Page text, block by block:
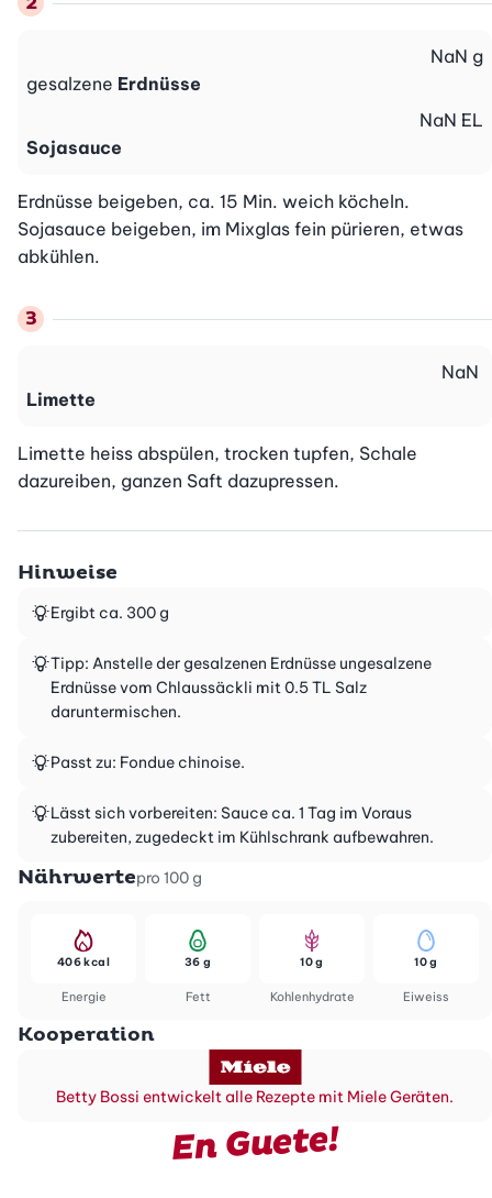
gesalzene Erdnüsse
NaN g
Sojasauce
NaN EL
Erdnüsse beigeben, ca. 15 Min. weich köcheln.
Sojasauce beigeben, im Mixglas fein pürieren, etwas
abkühlen.
Limette
NaN
Limette heiss abspülen, trocken tupfen, Schale
dazureiben, ganzen Saft dazupressen.
Hinweise
Ergibt ca. 300 g
Tipp: Anstelle der gesalzenen Erdnüsse ungesalzene
Erdnüsse vom Chlaussäckli mit 0.5 TL Salz
daruntermischen.
Passt zu: Fondue chinoise.
Lässt sich vorbereiten: Sauce ca. 1 Tag im Voraus
zubereiten, zugedeckt im Kühlschrank aufbewahren.
Nährwertepro 100 g
Energie
406 kcal
Fett
36 g
Kohlenhydrate
10 g
Eiweiss
10 g
Kooperation
Betty Bossi entwickelt alle Rezepte mit Miele Geräten.
En Guete!